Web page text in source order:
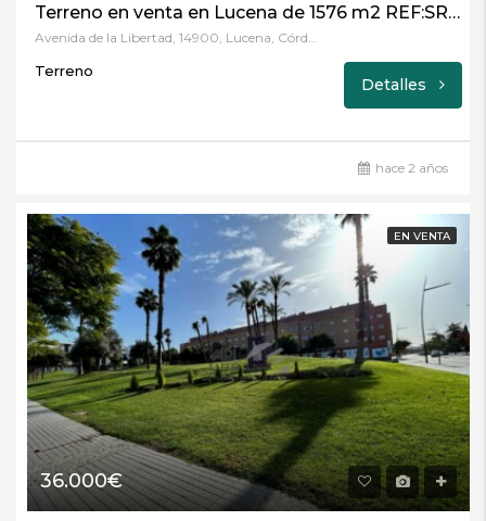
Terreno en venta en Lucena de 1576 m2 REF:SRB0000030882
Avenida de la Libertad, 14900, Lucena, Córdoba
Terreno
Detalles
hace 2 años
EN VENTA
36.000€